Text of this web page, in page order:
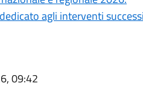
agli interventi
09:42